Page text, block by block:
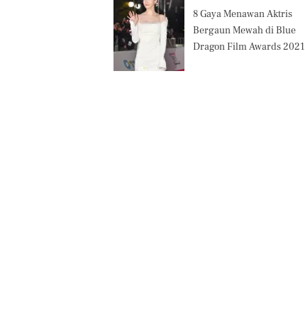
8 Gaya Menawan Aktris
Bergaun Mewah di Blue
Dragon Film Awards 2021